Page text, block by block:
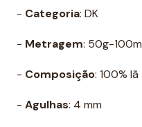
- Categoria: DK
- Metragem: 50g-100m
- Composição: 100% lã
- Agulhas: 4 mm